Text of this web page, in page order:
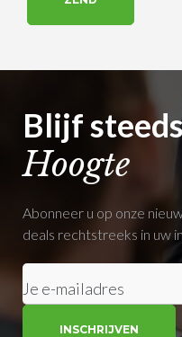
Blijf
Hoogte
Abonneer u op onze
deals rechtstreeks in uw